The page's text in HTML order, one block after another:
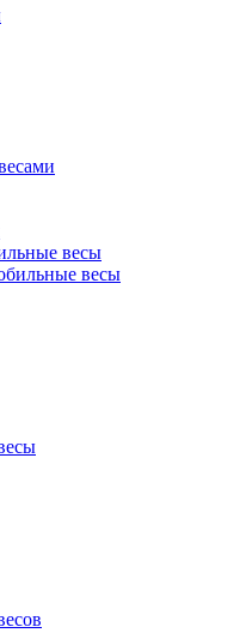
весы
весы